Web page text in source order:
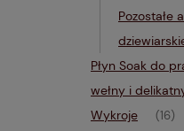
Pozostałe
Płyn Soak do
wełny i
Wykroje (16)